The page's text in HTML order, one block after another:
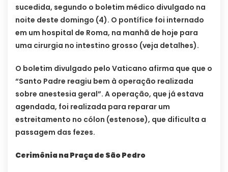
sucedida, segundo o boletim médico divulgado na
noite deste domingo (4). O pontífice foi internado
em um hospital de Roma, na manhã de hoje para
uma cirurgia no intestino grosso (veja detalhes).
O boletim divulgado pelo Vaticano afirma que que o
“Santo Padre reagiu bem à operação realizada
sobre anestesia geral”. A operação, que já estava
agendada, foi realizada para reparar um
estreitamento no cólon (estenose), que dificulta a
passagem das fezes.
Cerimônia na Praça de São Pedro